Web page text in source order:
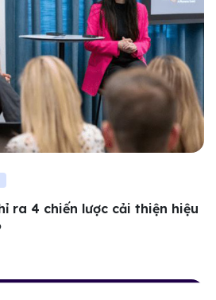
ra 4 chiến lược cải thiện hiệu